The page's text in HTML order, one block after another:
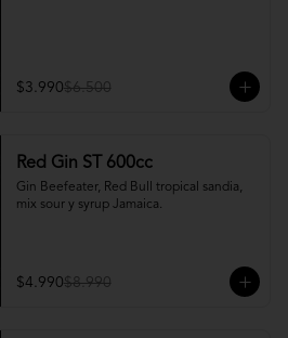
$3.990$6.500
Red Gin ST 600cc
Gin Beefeater, Red Bull tropical sandia,
mix sour y syrup Jamaica.
$4.990$8.990